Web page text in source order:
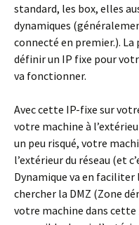
standard, les box, elles
dynamiques
connecté en premier.). La
définir un IP fixe pour
va fonctionner.
Avec cette IP-fixe sur
votre machine à
un peu risqué, votre
l’extérieur du réseau (et
Dynamique va en faciliter
chercher la DMZ (Zone
votre machine dans cette